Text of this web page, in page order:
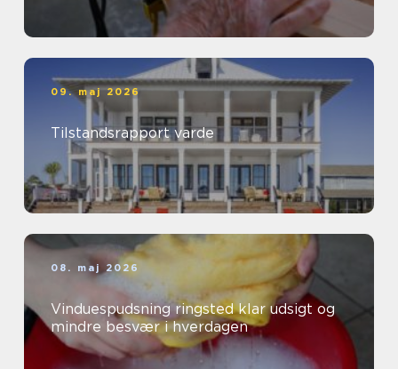
09. maj 2026
Tilstandsrapport varde
08. maj 2026
Vinduespudsning ringsted klar udsigt og
mindre besvær i hverdagen